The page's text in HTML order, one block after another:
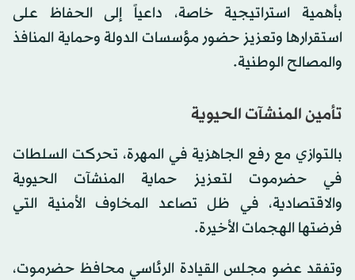
بأهمية استراتيجية خاصة، داعياً إلى الحفاظ على
استقرارها وتعزيز حضور مؤسسات الدولة وحماية المنافذ
والمصالح الوطنية.
تأمين المنشآت الحيوية
بالتوازي مع رفع الجاهزية في المهرة، تحركت السلطات
في حضرموت لتعزيز حماية المنشآت الحيوية
والاقتصادية، في ظل تصاعد المخاوف الأمنية التي
فرضتها الهجمات الأخيرة.
وتفقد عضو مجلس القيادة الرئاسي محافظ حضرموت،